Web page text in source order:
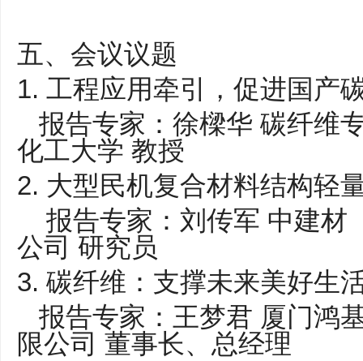
五、会议议题
1. 工程应用牵引，促进国产
报告专家：徐樑华 碳纤维
化工大学 教授
2. 大型民机复合材料结构轻
报告专家：刘传军 中建材
公司 研究员
3. 碳纤维：支撑未来美好生
报告专家：王梦君 厦门鸿
限公司 董事长、总经理